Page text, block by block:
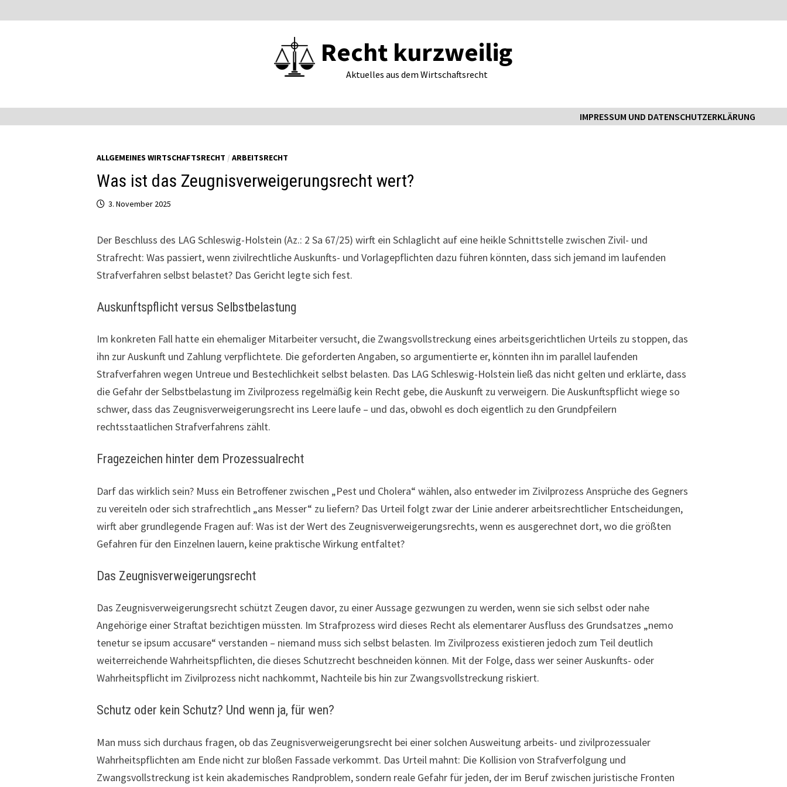
Inhalt
Recht kurzweilig
Aktuelles aus dem Wirtschaftsrecht
IMPRESSUM UND DATENSCHUTZERKLÄRUNG
ALLGEMEINES WIRTSCHAFTSRECHT /ARBEITSRECHT
Was ist das Zeugnisverweigerungsrecht wert?
3. November 2025
Der Beschluss des LAG Schleswig-Holstein (Az.: 2 Sa 67/25) wirft ein Schlaglicht auf eine heikle Schnittstelle zwischen Zivil- und
Strafrecht: Was passiert, wenn zivilrechtliche Auskunfts- und Vorlagepflichten dazu führen könnten, dass sich jemand im laufenden
Strafverfahren selbst belastet? Das Gericht legte sich fest.
Auskunftspflicht versus Selbstbelastung
Im konkreten Fall hatte ein ehemaliger Mitarbeiter versucht, die Zwangsvollstreckung eines arbeitsgerichtlichen Urteils zu stoppen, das
ihn zur Auskunft und Zahlung verpflichtete. Die geforderten Angaben, so argumentierte er, könnten ihn im parallel laufenden
Strafverfahren wegen Untreue und Bestechlichkeit selbst belasten. Das LAG Schleswig-Holstein ließ das nicht gelten und erklärte, dass
die Gefahr der Selbstbelastung im Zivilprozess regelmäßig kein Recht gebe, die Auskunft zu verweigern. Die Auskunftspflicht wiege so
schwer, dass das Zeugnisverweigerungsrecht ins Leere laufe – und das, obwohl es doch eigentlich zu den Grundpfeilern
rechtsstaatlichen Strafverfahrens zählt.
Fragezeichen hinter dem Prozessualrecht
Darf das wirklich sein? Muss ein Betroffener zwischen „Pest und Cholera“ wählen, also entweder im Zivilprozess Ansprüche des Gegners
zu vereiteln oder sich strafrechtlich „ans Messer“ zu liefern? Das Urteil folgt zwar der Linie anderer arbeitsrechtlicher Entscheidungen,
wirft aber grundlegende Fragen auf: Was ist der Wert des Zeugnisverweigerungsrechts, wenn es ausgerechnet dort, wo die größten
Gefahren für den Einzelnen lauern, keine praktische Wirkung entfaltet?
Das Zeugnisverweigerungsrecht
Das Zeugnisverweigerungsrecht schützt Zeugen davor, zu einer Aussage gezwungen zu werden, wenn sie sich selbst oder nahe
Angehörige einer Straftat bezichtigen müssten. Im Strafprozess wird dieses Recht als elementarer Ausfluss des Grundsatzes „nemo
tenetur se ipsum accusare“ verstanden – niemand muss sich selbst belasten. Im Zivilprozess existieren jedoch zum Teil deutlich
weiterreichende Wahrheitspflichten, die dieses Schutzrecht beschneiden können. Mit der Folge, dass wer seiner Auskunfts- oder
Wahrheitspflicht im Zivilprozess nicht nachkommt, Nachteile bis hin zur Zwangsvollstreckung riskiert.
Schutz oder kein Schutz? Und wenn ja, für wen?
Man muss sich durchaus fragen, ob das Zeugnisverweigerungsrecht bei einer solchen Ausweitung arbeits- und zivilprozessualer
Wahrheitspflichten am Ende nicht zur bloßen Fassade verkommt. Das Urteil mahnt: Die Kollision von Strafverfolgung und
Zwangsvollstreckung ist kein akademisches Randproblem, sondern reale Gefahr für jeden, der im Beruf zwischen juristische Fronten